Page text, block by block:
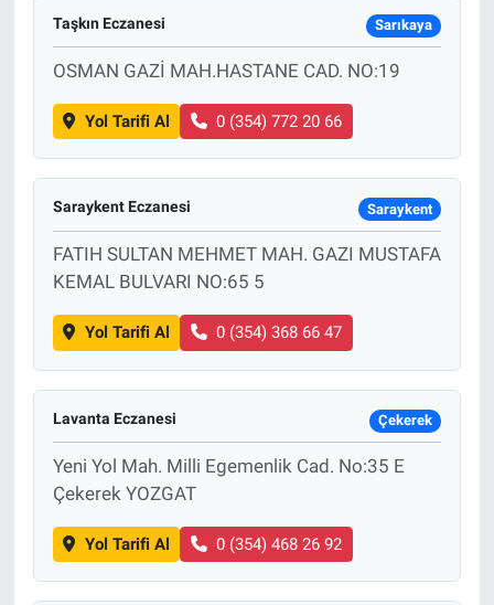
Taşkın Eczanesi Sarıkaya
OSMAN GAZİ MAH.HASTANE CAD. NO:19
Yol Tarifi Al 0 (354) 772 20 66
Saraykent Eczanesi Saraykent
FATIH SULTAN MEHMET MAH. GAZI MUSTAFA
KEMAL BULVARI NO:65 5
Yol Tarifi Al 0 (354) 368 66 47
Lavanta Eczanesi Çekerek
Yeni Yol Mah. Milli Egemenlik Cad. No:35 E
Çekerek YOZGAT
Yol Tarifi Al 0 (354) 468 26 92